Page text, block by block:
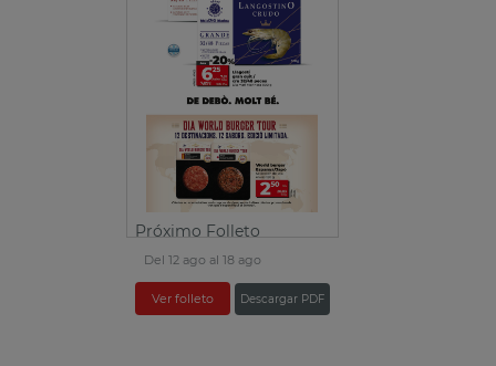
Próximo Folleto
Del 12 ago al 18 ago
Ver folleto Descargar PDF